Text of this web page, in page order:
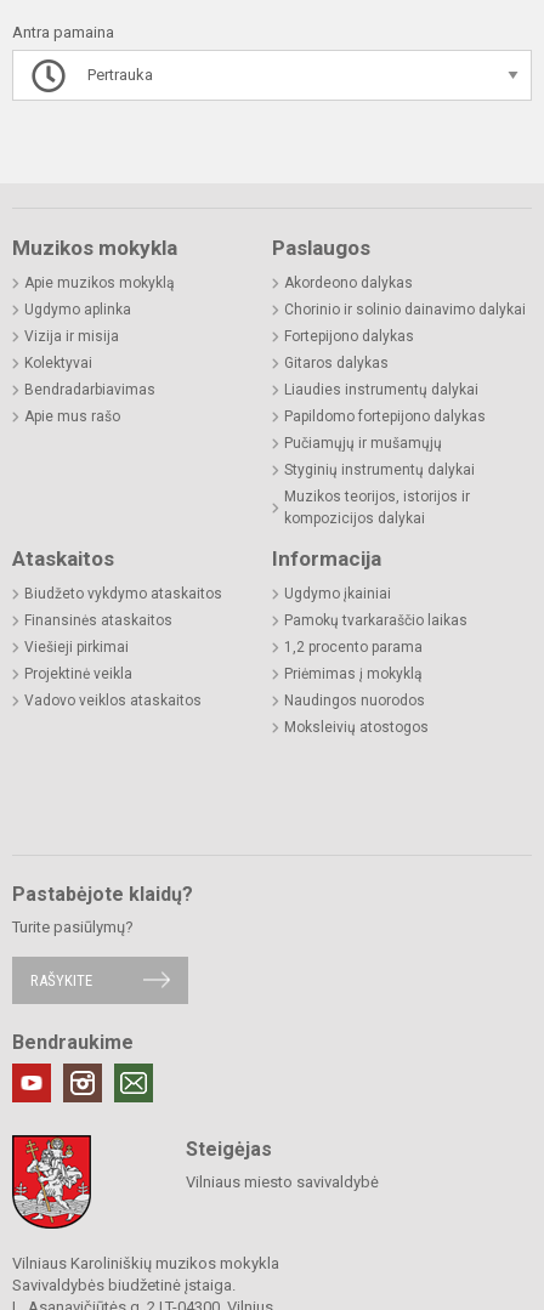
Antra pamaina
Pertrauka
Muzikos mokykla
Apie muzikos mokyklą
Ugdymo aplinka
Vizija ir misija
Kolektyvai
Bendradarbiavimas
Apie mus rašo
Paslaugos
Akordeono dalykas
Chorinio ir solinio dainavimo dalykai
Fortepijono dalykas
Gitaros dalykas
Liaudies instrumentų dalykai
Papildomo fortepijono dalykas
Pučiamųjų ir mušamųjų
Styginių instrumentų dalykai
Muzikos teorijos, istorijos ir
kompozicijos dalykai
Ataskaitos
Biudžeto vykdymo ataskaitos
Finansinės ataskaitos
Viešieji pirkimai
Projektinė veikla
Vadovo veiklos ataskaitos
Informacija
Ugdymo įkainiai
Pamokų tvarkaraščio laikas
1,2 procento parama
Priėmimas į mokyklą
Naudingos nuorodos
Moksleivių atostogos
Pastabėjote klaidų?
Turite pasiūlymų?
RAŠYKITE
Bendraukime
Steigėjas
Vilniaus miesto savivaldybė
Vilniaus Karoliniškių muzikos mokykla
Savivaldybės biudžetinė įstaiga.